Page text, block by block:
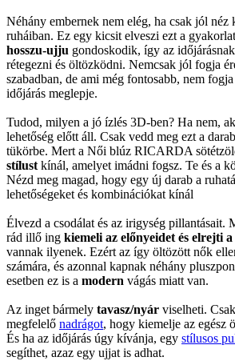
Néhány embernek nem elég, ha csak jól néz
ruháiban. Ez egy kicsit elveszi ezt a
hosszu-ujju gondoskodik, így az
rétegezni és öltözködni. Nemcsak jól fogja
szabadban, de ami még fontosabb, nem
időjárás meglepje.
Tudod, milyen a jó ízlés 3D-ben? Ha nem,
lehetőség előtt áll. Csak vedd meg ezt a
tükörbe. Mert a Női blúz RICARDA
stílust kínál, amelyet imádni fogsz. Te és a
Nézd meg magad, hogy egy új darab a
lehetőségeket és kombinációkat kínál
Élvezd a csodálat és az irigység pillantásait.
rád illő ing kiemeli az előnyeidet és elrejti
vannak ilyenek. Ezért az így öltözött nők
számára, és azonnal kapnak néhány
esetben ez is a modern vágás miatt van.
Az inget bármely tavasz/nyár viselheti.
megfelelő nadrágot, hogy kiemelje az egész
És ha az időjárás úgy kívánja, egy stílusos
segíthet, azaz egy ujjat is adhat.